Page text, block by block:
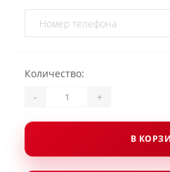
Количество:
- +
В